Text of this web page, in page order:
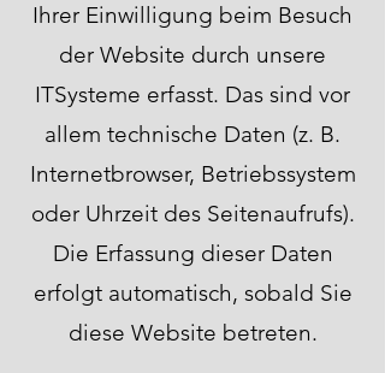
Ihrer Einwilligung beim Besuch
der Website durch unsere
ITSysteme erfasst. Das sind vor
allem technische Daten (z. B.
Internetbrowser, Betriebssystem
oder Uhrzeit des Seitenaufrufs).
Die Erfassung dieser Daten
erfolgt automatisch, sobald Sie
diese Website betreten.